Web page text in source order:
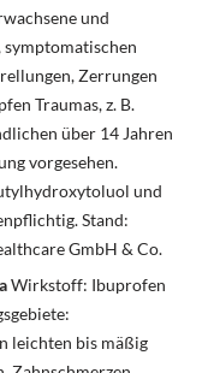
und
symptomatischen
Zerrungen
Traumas, z. B.
über 14 Jahren
vorgesehen.
und
Stand:
GmbH & Co.
Wirkstoff: Ibuprofen
leichten bis mäßig